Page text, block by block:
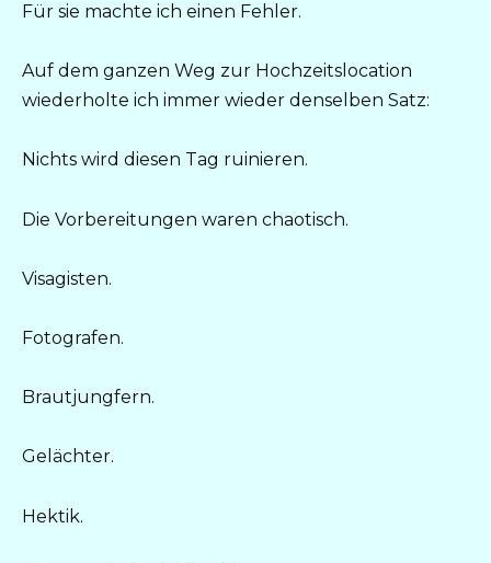
Für sie machte ich einen Fehler.
Auf dem ganzen Weg zur Hochzeitslocation
wiederholte ich immer wieder denselben Satz:
Nichts wird diesen Tag ruinieren.
Die Vorbereitungen waren chaotisch.
Visagisten.
Fotografen.
Brautjungfern.
Gelächter.
Hektik.